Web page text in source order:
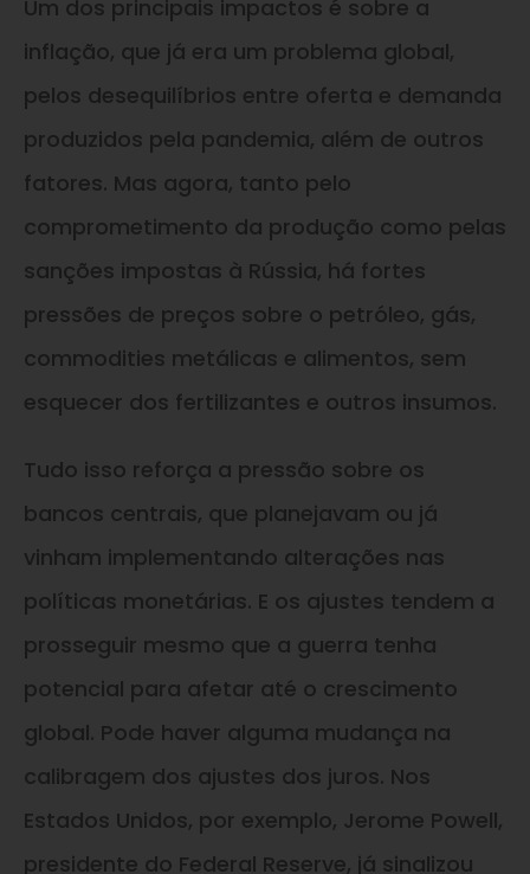
Um dos principais impactos é sobre a
inflação, que já era um problema global,
pelos desequilíbrios entre oferta e demanda
produzidos pela pandemia, além de outros
fatores. Mas agora, tanto pelo
comprometimento da produção como pelas
sanções impostas à Rússia, há fortes
pressões de preços sobre o petróleo, gás,
commodities metálicas e alimentos, sem
esquecer dos fertilizantes e outros insumos.
Tudo isso reforça a pressão sobre os
bancos centrais, que planejavam ou já
vinham implementando alterações nas
políticas monetárias. E os ajustes tendem a
prosseguir mesmo que a guerra tenha
potencial para afetar até o crescimento
global. Pode haver alguma mudança na
calibragem dos ajustes dos juros. Nos
Estados Unidos, por exemplo, Jerome Powell,
presidente do Federal Reserve, já sinalizou